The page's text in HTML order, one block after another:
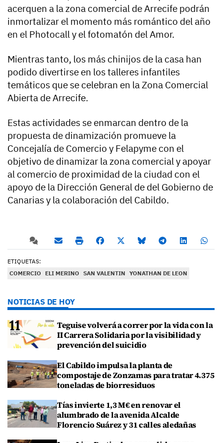
acerquen a la zona comercial de Arrecife podrán
inmortalizar el momento más romántico del año
en el Photocall y el fotomatón del Amor.
Mientras tanto, los más chinijos de la casa han
podido divertirse en los talleres infantiles
temáticos que se celebran en la Zona Comercial
Abierta de Arrecife.
Estas actividades se enmarcan dentro de la
propuesta de dinamización promueve la
Concejalía de Comercio y Felapyme con el
objetivo de dinamizar la zona comercial y apoyar
al comercio de proximidad de la ciudad con el
apoyo de la Dirección General de del Gobierno de
Canarias y la colaboración del Cabildo.
ETIQUETAS:
COMERCIO
ELI MERINO SAN VALENTIN YONATHAN DE LEON
NOTICIAS DE HOY
Teguise volverá a correr por la vida con la
II Carrera Solidaria por la visibilidad y
prevención del suicidio
El Cabildo impulsa la planta de
compostaje de Zonzamas para tratar 4.375
toneladas de biorresiduos
Tías invierte 1,3 M€ en renovar el
alumbrado de la avenida Alcalde
Florencio Suárez y 31 calles aledañas